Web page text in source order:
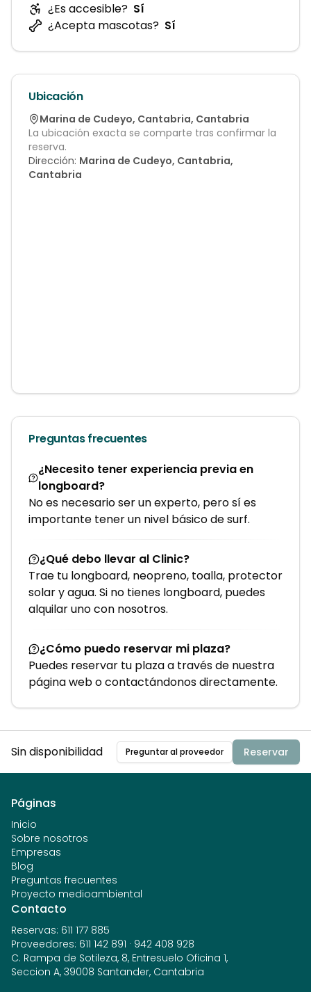
¿Es accesible? Sí
¿Acepta mascotas? Sí
Ubicación
Marina de Cudeyo, Cantabria, Cantabria
La ubicación exacta se comparte tras confirmar la
reserva.
Dirección: Marina de Cudeyo, Cantabria,
Cantabria
Preguntas frecuentes
¿Necesito tener experiencia previa en
longboard?
No es necesario ser un experto, pero sí es
importante tener un nivel básico de surf.
¿Qué debo llevar al Clinic?
Trae tu longboard, neopreno, toalla, protector
solar y agua. Si no tienes longboard, puedes
alquilar uno con nosotros.
¿Cómo puedo reservar mi plaza?
Puedes reservar tu plaza a través de nuestra
página web o contactándonos directamente.
Sin disponibilidad Preguntar al proveedor Reservar
Páginas
Inicio
Sobre nosotros
Empresas
Blog
Preguntas frecuentes
Proyecto medioambiental
Contacto
Reservas: 611 177 885
Proveedores: 611 142 891 · 942 408 928
C. Rampa de Sotileza, 8, Entresuelo Oficina 1,
Seccion A, 39008 Santander, Cantabria